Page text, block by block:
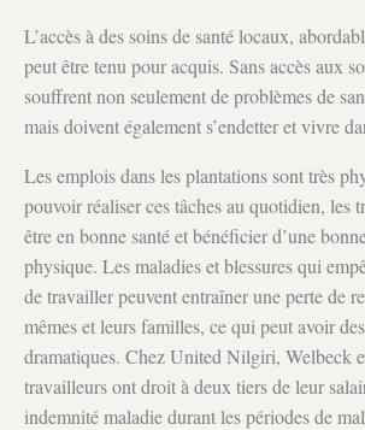
L’accès à des soins de santé locaux,
peut être tenu pour acquis. Sans accès aux
souffrent non seulement de problèmes de
mais doivent également s’endetter et vivre
Les emplois dans les plantations sont très
pouvoir réaliser ces tâches au quotidien, les
être en bonne santé et bénéficier d’une
physique. Les maladies et blessures qui
de travailler peuvent entraîner une perte de
mêmes et leurs familles, ce qui peut avoir
dramatiques. Chez United Nilgiri, Welbeck
travailleurs ont droit à deux tiers de leur
indemnité maladie durant les périodes de